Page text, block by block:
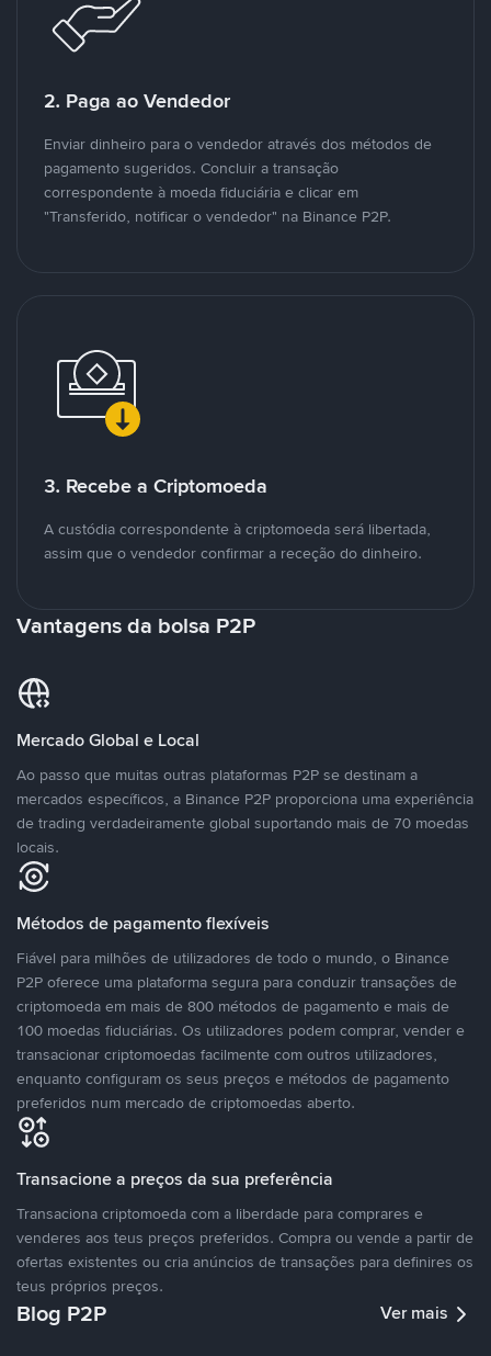
2. Paga ao Vendedor
Enviar dinheiro para o vendedor através dos métodos de
pagamento sugeridos. Concluir a transação
correspondente à moeda fiduciária e clicar em
"Transferido, notificar o vendedor" na Binance P2P.
3. Recebe a Criptomoeda
A custódia correspondente à criptomoeda será libertada,
assim que o vendedor confirmar a receção do dinheiro.
Vantagens da bolsa P2P
Mercado Global e Local
Ao passo que muitas outras plataformas P2P se destinam a
mercados específicos, a Binance P2P proporciona uma experiência
de trading verdadeiramente global suportando mais de 70 moedas
locais.
Métodos de pagamento flexíveis
Fiável para milhões de utilizadores de todo o mundo, o Binance
P2P oferece uma plataforma segura para conduzir transações de
criptomoeda em mais de 800 métodos de pagamento e mais de
100 moedas fiduciárias. Os utilizadores podem comprar, vender e
transacionar criptomoedas facilmente com outros utilizadores,
enquanto configuram os seus preços e métodos de pagamento
preferidos num mercado de criptomoedas aberto.
Transacione a preços da sua preferência
Transaciona criptomoeda com a liberdade para comprares e
venderes aos teus preços preferidos. Compra ou vende a partir de
ofertas existentes ou cria anúncios de transações para definires os
teus próprios preços.
Blog P2P Ver mais